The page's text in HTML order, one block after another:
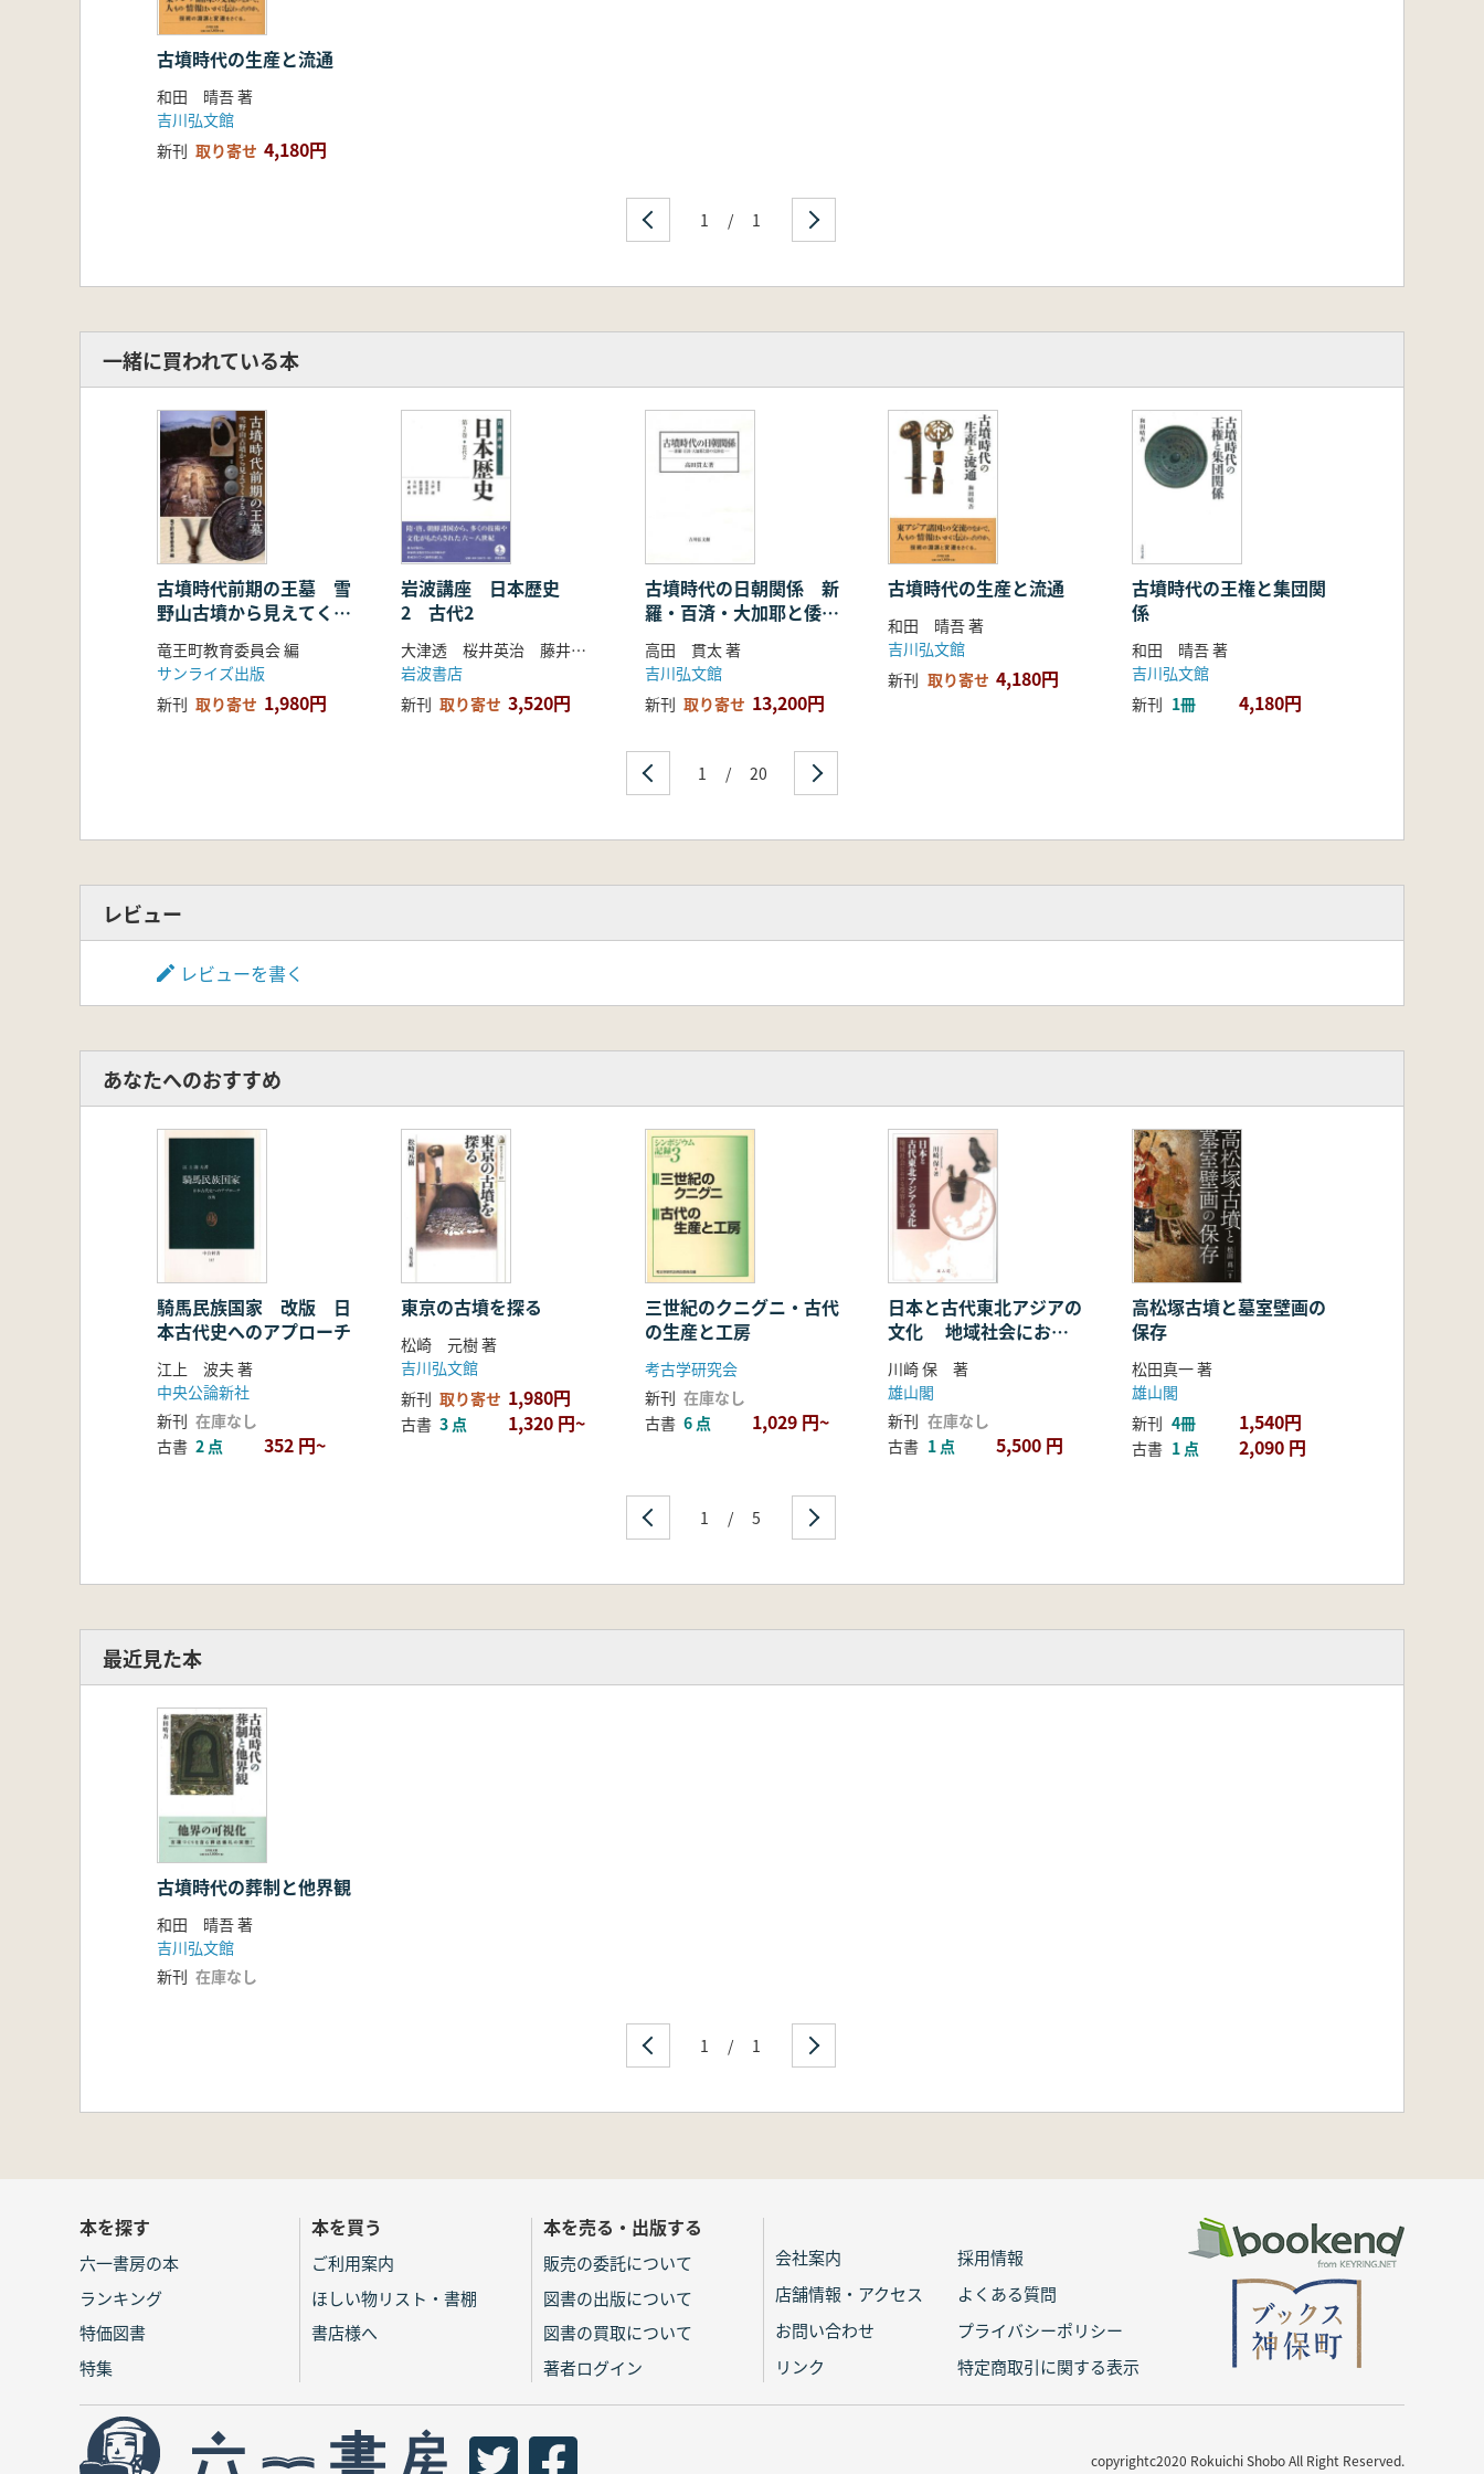
古墳時代の生産と流通
和田 晴吾 著
吉川弘文館
新刊 取り寄せ 4,180円
1 / 1
一緒に買われている本
古墳時代前期の王墓 雪
野山古墳から見えてくる
もの
竜王町教育委員会 編
サンライズ出版
新刊 取り寄せ 1,980円
岩波講座 日本歴史
2 古代2
大津透 桜井英治 藤井譲治 他編
岩波書店
新刊 取り寄せ 3,520円
古墳時代の日朝関係 新
羅・百済・大加耶と倭の
交渉史
高田 貫太 著
吉川弘文館
新刊 取り寄せ 13,200円
古墳時代の生産と流通
和田 晴吾 著
吉川弘文館
新刊 取り寄せ 4,180円
古墳時代の王権と集団関
係
和田 晴吾 著
吉川弘文館
新刊 1冊 4,180円
1 / 20
レビュー
レビューを書く
あなたへのおすすめ
騎馬民族国家 改版 日
本古代史へのアプローチ
江上 波夫 著
中央公論新社
新刊 在庫なし
古書 2 点 352 円~
東京の古墳を探る
松崎 元樹 著
吉川弘文館
新刊 取り寄せ 1,980円
古書 3 点 1,320 円~
三世紀のクニグニ・古代
の生産と工房
考古学研究会
新刊 在庫なし
古書 6 点 1,029 円~
日本と古代東北アジアの
文化 地域社会におけ
る受容と変容
川崎 保 著
雄山閣
新刊 在庫なし
古書 1 点 5,500 円
高松塚古墳と墓室壁画の
保存
松田真一 著
雄山閣
新刊 4冊 1,540円
古書 1 点 2,090 円
1 / 5
最近見た本
古墳時代の葬制と他界観
和田 晴吾 著
吉川弘文館
新刊 在庫なし
1 / 1
本を探す
六一書房の本
ランキング
特価図書
特集
本を買う
ご利用案内
ほしい物リスト・書棚
書店様へ
本を売る・出版する
販売の委託について
図書の出版について
図書の買取について
著者ログイン
会社案内
採用情報
店舗情報・アクセス
よくある質問
お問い合わせ
プライバシーポリシー
リンク
特定商取引に関する表示
copyrightc2020 Rokuichi Shobo All Right Reserved.